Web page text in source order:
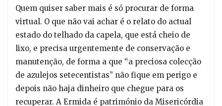
Quem quiser saber mais é só procurar de forma
virtual. O que não vai achar é o relato do actual
estado do telhado da capela, que está cheio de
lixo, e precisa urgentemente de conservação e
manutenção, de forma a que “a preciosa colecção
de azulejos setecentistas” não fique em perigo e
depois não haja dinheiro que chegue para os
recuperar. A Ermida é património da Misericórdia